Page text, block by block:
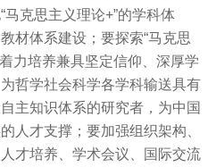
克思主义理论+”的学科体
材体系建设；要探索“马克思
力培养兼具坚定信仰、深厚学
哲学社会科学各学科输送具有
主知识体系的研究者，为中国
人才支撑；要加强组织架构、
才培养、学术会议、国际交流